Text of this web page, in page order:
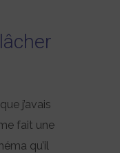
j’avais
fait une
qu’il